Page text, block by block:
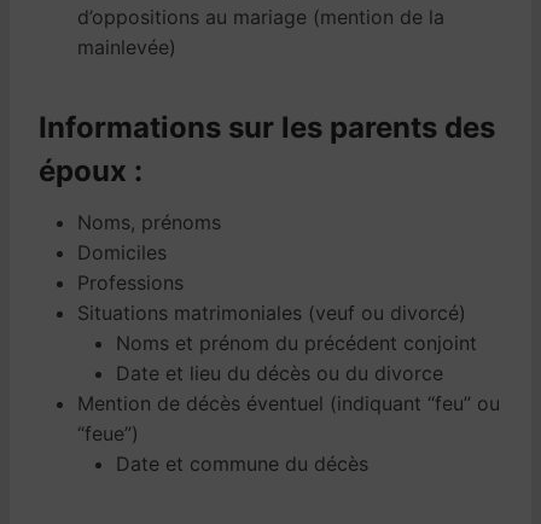
d’oppositions au mariage (mention de la
mainlevée)
Informations sur les parents des
époux :
Noms, prénoms
Domiciles
Professions
Situations matrimoniales (veuf ou divorcé)
Noms et prénom du précédent conjoint
Date et lieu du décès ou du divorce
Mention de décès éventuel (indiquant “feu” ou
“feue”)
Date et commune du décès